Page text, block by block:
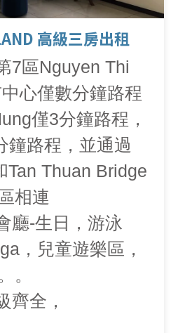
高級三房出租
7區Nguyen Thi
心僅數分鐘路程
僅3分鐘路程，
鐘路程，並通過
Tan Thuan Bridge
相連
廳-生日，游泳
，兒童遊樂區，
。
齊全，